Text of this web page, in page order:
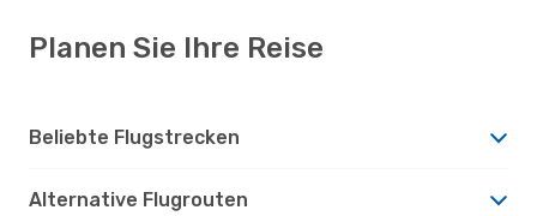
Planen Sie Ihre Reise
Beliebte Flugstrecken
Alternative Flugrouten